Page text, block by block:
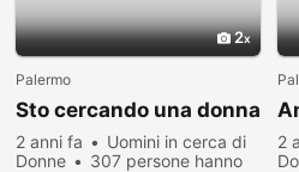
2
Palermo
Sto cercando una donna
2 anni fa
Uomini in cerca di
Donne
307 persone hanno
2